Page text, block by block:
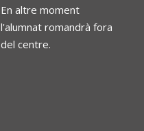
En altre moment
l'alumnat romandrà fora
del centre.